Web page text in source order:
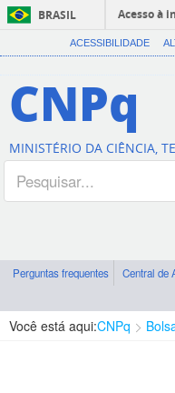
BRASIL
Acesso à
ACESSIBILIDADE
CNPq
MINISTÉRIO DA CIÊNCIA,
Perguntas frequentes Central de
Você está aqui:CNPq